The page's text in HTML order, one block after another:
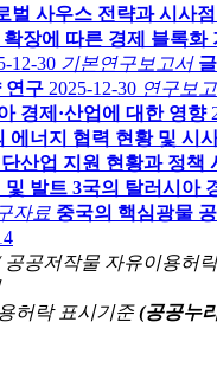
벌 사우스 전략과 시사점
장에 따른 경제 블록화
12-30 기본연구보고서
연구 2025-12-30 연구보
경제·산업에 대한 영향
에너지 협력 현황 및 시
산업 지원 현황과 정책
및 발트 3국의 탈러시아
자료 중국의 핵심광물
허락 표시기준 (공공누